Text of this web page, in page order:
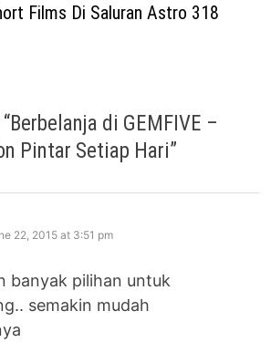
Films Di Saluran Astro 318
Berbelanja di GEMFIVE –
Pintar Setiap Hari”
22, 2015 at 3:51 pm
banyak pilihan untuk
semakin mudah